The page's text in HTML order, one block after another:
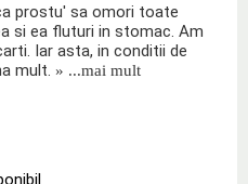
prostu' sa omori toate
si ea fluturi in stomac. Am
Iar asta, in conditii de
mult. » ...mai mult